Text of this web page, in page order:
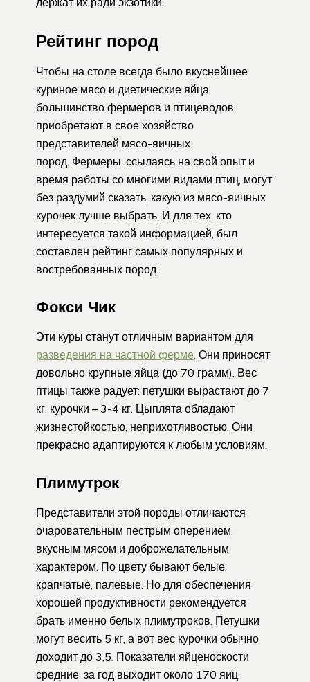
Рейтинг пород
Чтобы на столе всегда было вкуснейшее
куриное мясо и диетические яйца,
большинство фермеров и птицеводов
приобретают в свое хозяйство
представителей мясо-яичных
пород. Фермеры, ссылаясь на свой опыт и
время работы со многими видами птиц, могут
без раздумий сказать, какую из мясо-яичных
курочек лучше выбрать. И для тех, кто
интересуется такой информацией, был
составлен рейтинг самых популярных и
востребованных пород.
Фокси Чик
Эти куры станут отличным вариантом для
разведения на частной ферме. Они приносят
довольно крупные яйца (до 70 грамм). Вес
птицы также радует: петушки вырастают до 7
кг, курочки – 3-4 кг. Цыплята обладают
жизнестойкостью, неприхотливостью. Они
прекрасно адаптируются к любым условиям.
Плимутрок
Представители этой породы отличаются
очаровательным пестрым оперением,
вкусным мясом и доброжелательным
характером. По цвету бывают белые,
крапчатые, палевые. Но для обеспечения
хорошей продуктивности рекомендуется
брать именно белых плимутроков. Петушки
могут весить 5 кг, а вот вес курочки обычно
доходит до 3,5. Показатели яйценоскости
средние, за год выходит около 170 яиц.